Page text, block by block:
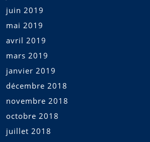
juin 2019
mai 2019
avril 2019
mars 2019
janvier 2019
décembre 2018
novembre 2018
octobre 2018
juillet 2018